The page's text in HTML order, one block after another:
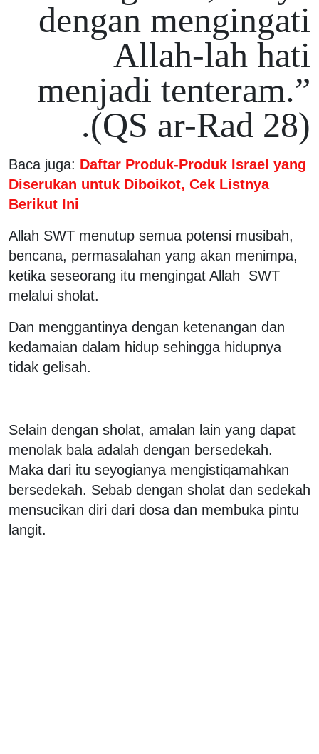
dengan mengingati
Allah-lah hati
menjadi tenteram.”
(QS ar-Rad 28).
Baca juga: Daftar Produk-Produk Israel yang
Diserukan untuk Diboikot, Cek Listnya
Berikut Ini
Allah SWT menutup semua potensi musibah,
bencana, permasalahan yang akan menimpa,
ketika seseorang itu mengingat Allah SWT
melalui sholat.
Dan menggantinya dengan ketenangan dan
kedamaian dalam hidup sehingga hidupnya
tidak gelisah.
Selain dengan sholat, amalan lain yang dapat
menolak bala adalah dengan bersedekah.
Maka dari itu seyogianya mengistiqamahkan
bersedekah. Sebab dengan sholat dan sedekah
mensucikan diri dari dosa dan membuka pintu
langit.